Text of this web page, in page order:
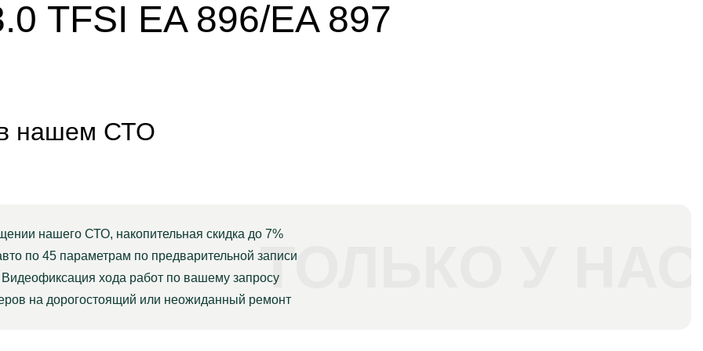
TFSI EA 896/EA 897
в нашем СТО
нашего СТО, накопительная скидка до 7%
по 45 параметрам по предварительной записи
хода работ по вашему запросу
на дорогостоящий или неожиданный ремонтТОЛЬКО У НАС